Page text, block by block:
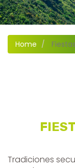
Home
Tradiciones